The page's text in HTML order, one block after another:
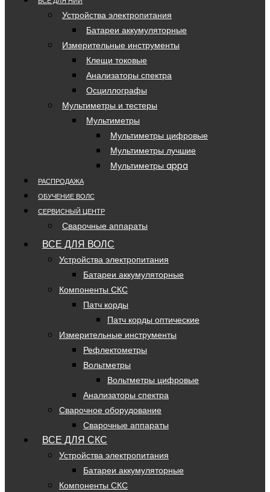
Устройства электропитания
Батареи аккумуляторные
Измерительные инструменты
Клещи токовые
Анализаторы спектра
Осциллографы
Мультиметры и тестеры
Мультиметры
Мультиметры цифровые
Мультиметры лучшие
Мультиметры appa
РАСПРОДАЖА
ОБУЧЕНИЕ ВОЛС
СЕРВИСНЫЙ ЦЕНТР
Сварочные аппараты
ВСЕ ДЛЯ ВОЛС
Устройства электропитания
Батареи аккумуляторные
Компоненты СКС
Патч корды
Патч корды оптические
Измерительные инструменты
Рефлектометры
Вольтметры
Вольтметры цифровые
Анализаторы спектра
Сварочное оборудование
Сварочные аппараты
ВСЕ ДЛЯ СКС
Устройства электропитания
Батареи аккумуляторные
Компоненты СКС